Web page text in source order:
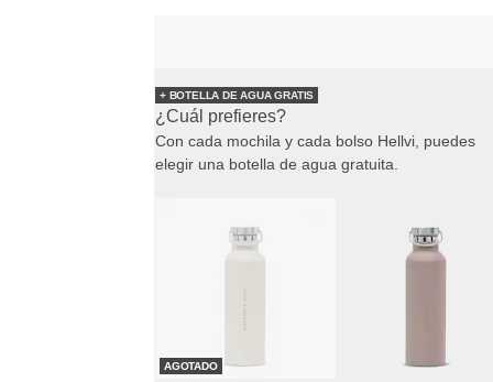
+ BOTELLA DE AGUA GRATIS
¿Cuál prefieres?
Con cada mochila y cada bolso Hellvi, puedes
elegir una botella de agua gratuita.
AGOTADO